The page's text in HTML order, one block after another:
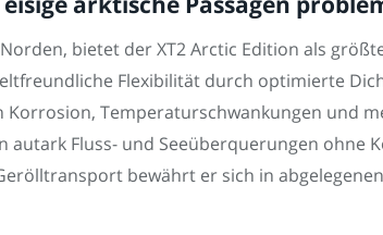
bietet der XT2 Arctic Edition als
Flexibilität durch optimierte
Temperaturschwankungen und
Fluss- und Seeüberquerungen ohne
bewährt er sich in